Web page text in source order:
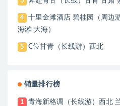
4
十里金滩酒店 碧桂园（周边
海滩 大海）
5 C位甘青（长线游）西北
销量排行榜
1 青海新格调（长线游）西北